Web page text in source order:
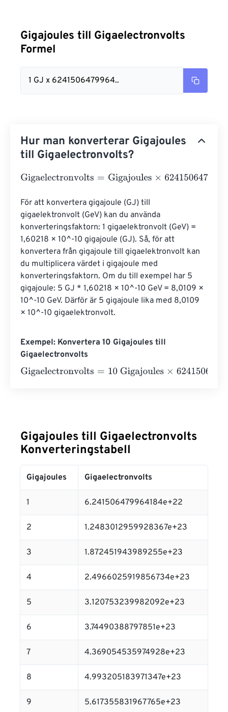
Gigajoules till Gigaelectronvolts
Formel
1 GJ x 6241506479964..
Hur man konverterar Gigajoules
till Gigaelectronvolts?
Gigaelectronvolts=Gigajoules×
För att konvertera gigajoule (GJ) till
gigaelektronvolt (GeV) kan du använda
konverteringsfaktorn: 1 gigaelektronvolt (GeV) =
1,60218 × 10^-10 gigajoule (GJ). Så, för att
konvertera från gigajoule till gigaelektronvolt kan
du multiplicera värdet i gigajoule med
konverteringsfaktorn. Om du till exempel har 5
gigajoule: 5 GJ * 1,60218 × 10^-10 GeV = 8,0109 ×
10^-10 GeV. Därför är 5 gigajoule lika med 8,0109
× 10^-10 gigaelektronvolt.
Exempel: Konvertera 10 Gigajoules till
Gigaelectronvolts
Gigaelectronvolts=10 Gigajoules×
Gigajoules till Gigaelectronvolts
Konverteringstabell
Gigajoules Gigaelectronvolts
1 6.241506479964184e+22
2 1.2483012959928367e+23
3 1.872451943989255e+23
4 2.4966025919856734e+23
5 3.120753239982092e+23
6 3.74490388797851e+23
7 4.369054535974928e+23
8 4.993205183971347e+23
9 5.617355831967765e+23